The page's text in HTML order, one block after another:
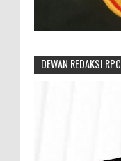
DEWAN REDAKSI RPC